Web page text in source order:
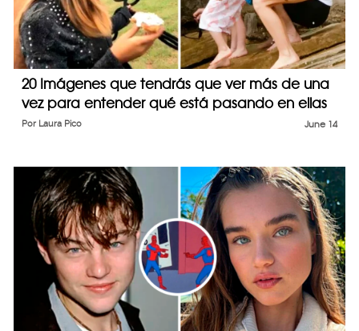
20 Imágenes que tendrás que ver más de una
vez para entender qué está pasando en ellas
June 14
Por Laura Pico